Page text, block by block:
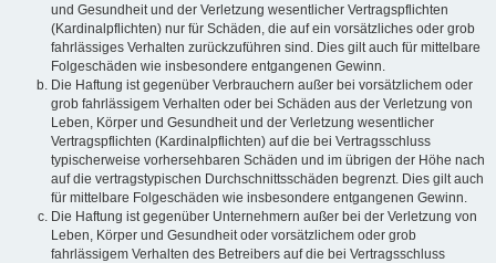
und Gesundheit und der Verletzung wesentlicher Vertragspflichten
(Kardinalpflichten) nur für Schäden, die auf ein vorsätzliches oder grob
fahrlässiges Verhalten zurückzuführen sind. Dies gilt auch für mittelbare
Folgeschäden wie insbesondere entgangenen Gewinn.
Die Haftung ist gegenüber Verbrauchern außer bei vorsätzlichem oder
grob fahrlässigem Verhalten oder bei Schäden aus der Verletzung von
Leben, Körper und Gesundheit und der Verletzung wesentlicher
Vertragspflichten (Kardinalpflichten) auf die bei Vertragsschluss
typischerweise vorhersehbaren Schäden und im übrigen der Höhe nach
auf die vertragstypischen Durchschnittsschäden begrenzt. Dies gilt auch
für mittelbare Folgeschäden wie insbesondere entgangenen Gewinn.
Die Haftung ist gegenüber Unternehmern außer bei der Verletzung von
Leben, Körper und Gesundheit oder vorsätzlichem oder grob
fahrlässigem Verhalten des Betreibers auf die bei Vertragsschluss